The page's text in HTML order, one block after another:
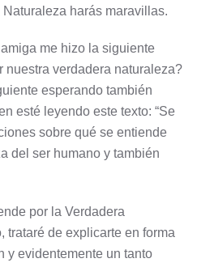
harás maravillas.
me hizo la siguiente
nuestra verdadera naturaleza?
esperando también
esté leyendo este texto: “Se
sobre qué se entiende
del ser humano y también
por la Verdadera
trataré de explicarte en forma
y evidentemente un tanto